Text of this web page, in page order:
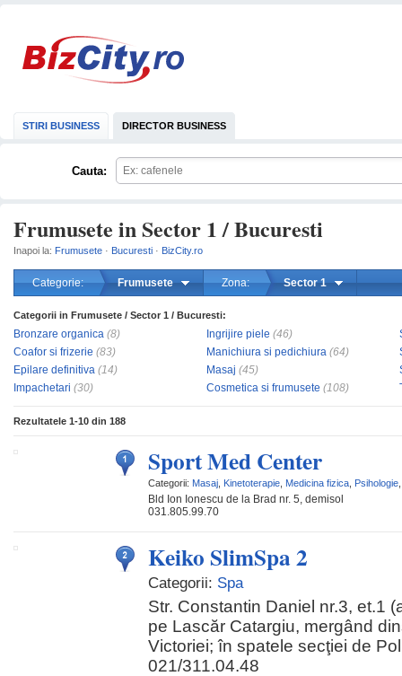
STIRI BUSINESS DIRECTOR BUSINESS
Cauta:
Frumusete in Sector 1 / Bucuresti
Inapoi la: Frumusete · Bucuresti · BizCity.ro
Categorie: Frumusete Zona: Sector 1
Categorii in Frumusete / Sector 1 / Bucuresti:
Bronzare organica (8)
Coafor si frizerie (83)
Epilare definitiva (14)
Impachetari (30)
Ingrijire piele (46)
Manichiura si pedichiura (64)
Masaj (45)
Cosmetica si frumusete (108)
Rezultatele 1-10 din 188
Sport Med Center
Categorii: Masaj Kinetoterapie Medicina fizica Psihologie
Bld Ion Ionescu de la Brad nr. 5, demisol
031.805.99.70
Keiko SlimSpa 2
Categorii: Spa
Str. Constantin Daniel nr.3, et.1
pe Lascăr Catargiu, mergând
Victoriei; în spatele secţiei de
021/311.04.48